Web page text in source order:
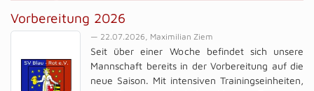
Vorbereitung 2026
— 22.07.2026, Maximilian Ziem
Seit über einer Woche befindet sich unsere
Mannschaft bereits in der Vorbereitung auf die
neue Saison. Mit intensiven Trainingseinheiten,